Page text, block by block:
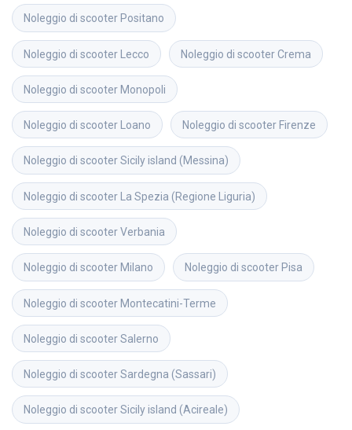
Noleggio di scooter Positano
Noleggio di scooterLecco Noleggio di scooterCrema
Noleggio di scooter Monopoli
Noleggio di scooter Loano Noleggio di scooter Firenze
Noleggio di scooterSicily island (Messina)
Noleggio di scooter La Spezia (Regione Liguria)
Noleggio di scooterVerbania
Noleggio di scooter Milano Noleggio di scooter Pisa
Noleggio di scooterMontecatini-Terme
Noleggio di scooterSalerno
Noleggio di scooterSardegna (Sassari)
Noleggio di scooterSicily island (Acireale)